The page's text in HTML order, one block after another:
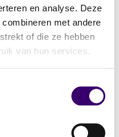
en analyse. Deze
met andere
of die ze hebben
van hun services.
€ 80.000 op
verrekend,